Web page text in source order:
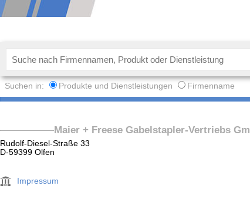
Suchen in: Produkte und Dienstleistungen Firmenname
Maier + Freese Gabelstapler-Vertriebs
Rudolf-Diesel-Straße 33
D-59399 Olfen
Impressum